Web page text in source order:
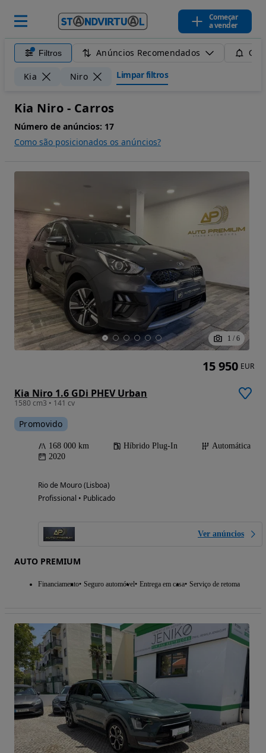
Começar
a vender
Filtros Anúncios Recomendados
Kia Niro Limpar filtros
Kia Niro - Carros
Número de anúncios: 17
Como são posicionados os anúncios?
1 / 6
Kia Niro 1.6 GDi PHEV Urban
1580 cm3 • 141 cv
Promovido
168 000 km Híbrido Plug-In
Automática
2020
Rio de Mouro (Lisboa)
Profissional • Publicado
Ver anúncios
AUTO PREMIUM
Financiamento Seguro automóvel Entrega em casa Serviço de retoma
15 950 EUR